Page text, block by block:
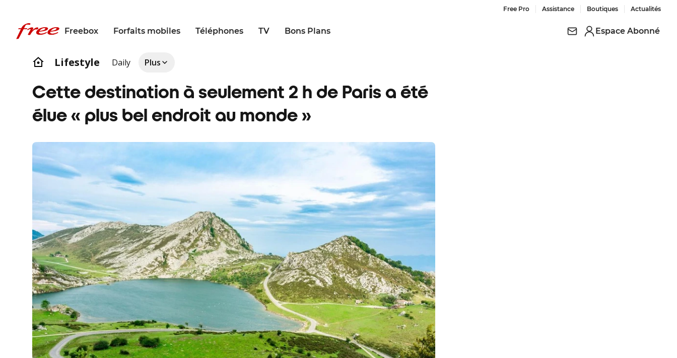
Free Pro Assistance Boutiques Actualités
Freebox Forfaits mobiles Téléphones TV Bons Plans Espace Abonné
Lifestyle Daily Plus
Cette destination à seulement 2 h de Paris a été
élue « plus bel endroit au monde »